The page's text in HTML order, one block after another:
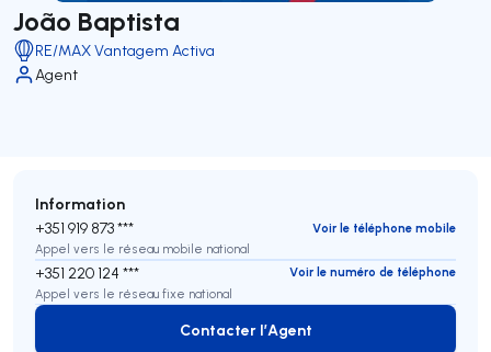
João Baptista
RE/MAX Vantagem Activa
Agent
Information
+351 919 873 ***
Voir le téléphone mobile
Appel vers le réseau mobile national
+351 220 124 ***
Voir le numéro de téléphone
Appel vers le réseau fixe national
Contacter l’Agent
Contacter l’Agent